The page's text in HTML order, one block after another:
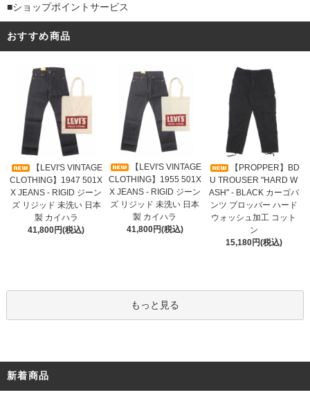
■ショップポイントサービス
おすすめ商品
【LEVI'S VINTAGE
CLOTHING】1947 501X
X JEANS - RIGID ジーン
ズ リジッド 未洗い 日本
製 カイハラ
41,800円(税込)
【LEVI'S VINTAGE
CLOTHING】1955 501X
X JEANS - RIGID ジーン
ズ リジッド 未洗い 日本
製 カイハラ
41,800円(税込)
【PROPPER】BD
U TROUSER "HARD W
ASH" - BLACK カーゴパ
ンツ プロッパー ハード
ウォッシュ加工 コット
ン
15,180円(税込)
もっと見る
新着商品